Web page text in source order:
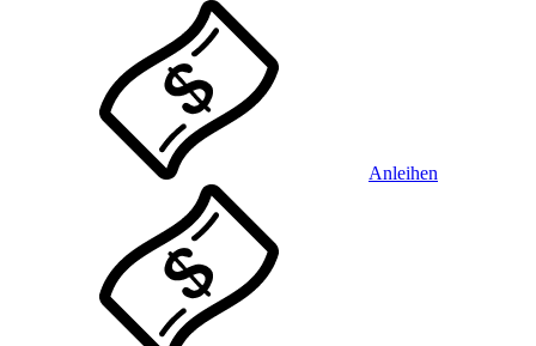
Anleihen